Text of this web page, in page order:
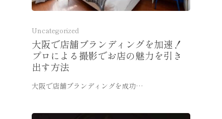
Uncategorized
大阪で店舗ブランディングを加速！
プロによる撮影でお店の魅力を引き
出す方法
大阪で店舗ブランディングを成功…